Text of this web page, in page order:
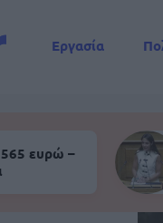
Εργασία
565 ευρώ –